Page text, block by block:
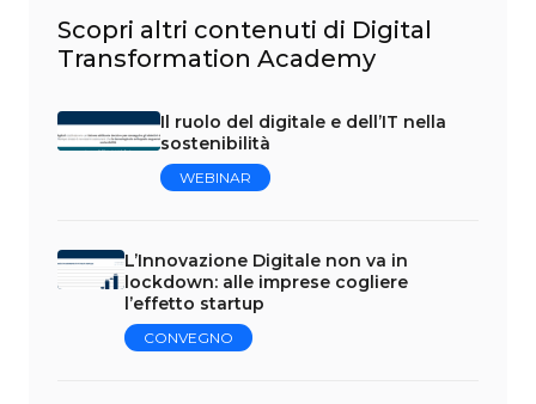
Scopri altri contenuti di Digital
Transformation Academy
Il ruolo del digitale e dell’IT nella
sostenibilità
WEBINAR
L’Innovazione Digitale non va in
lockdown: alle imprese cogliere
l’effetto startup
CONVEGNO